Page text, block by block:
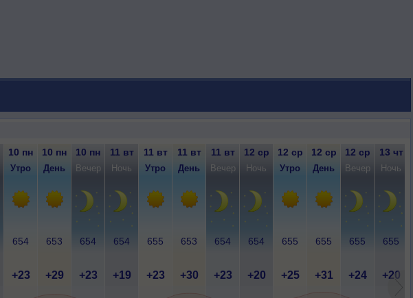
10 пн 10 пн 10 пн 11 вт 11 вт 11 вт 11 вт 12 ср 12 ср 12 ср 12 ср 13 чт
Утро День Вечер Ночь Утро День Вечер Ночь Утро День Вечер Ночь
654 653 654 654 655 653 654 654 655 655 655 655
+23 +29 +23 +19 +23 +30 +23 +20 +25 +31 +24 +20